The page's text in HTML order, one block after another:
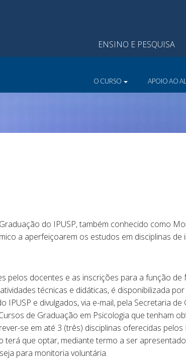
ENSINO E PESQUISA
O CURSO APOIO AO
do IPUSP, também conhecido como
a aperfeiçoarem os estudos em disciplinas de
pelos docentes e as inscrições para a função
técnicas e didáticas, é disponibilizada
IPUSP e divulgados, via e-mail, pela Secretaria
de Graduação em Psicologia que tenham
se em até 3 (três) disciplinas oferecidas
que optar, mediante termo a ser
para monitoria voluntária.